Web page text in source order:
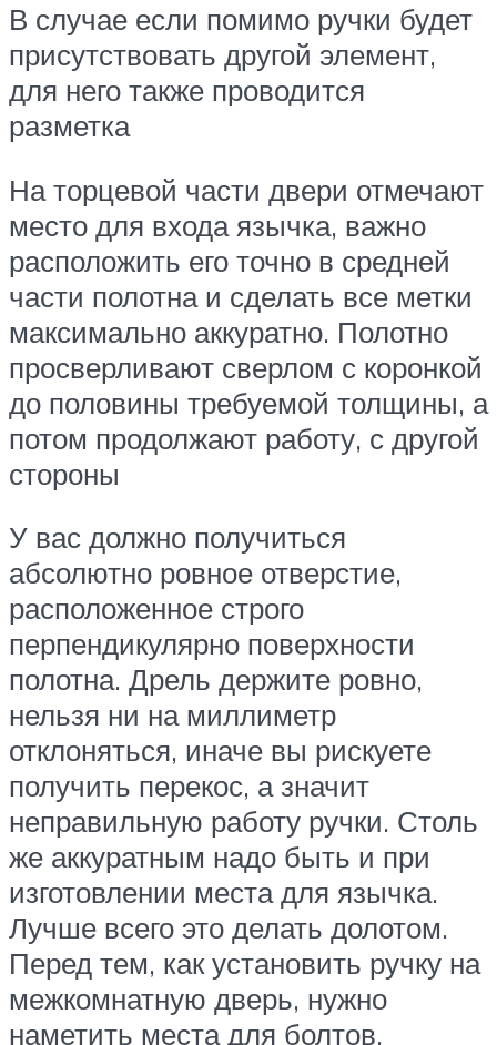
В случае если помимо ручки будет
присутствовать другой элемент,
для него также проводится
разметка
На торцевой части двери отмечают
место для входа язычка, важно
расположить его точно в средней
части полотна и сделать все метки
максимально аккуратно. Полотно
просверливают сверлом с коронкой
до половины требуемой толщины, а
потом продолжают работу, с другой
стороны
У вас должно получиться
абсолютно ровное отверстие,
расположенное строго
перпендикулярно поверхности
полотна. Дрель держите ровно,
нельзя ни на миллиметр
отклоняться, иначе вы рискуете
получить перекос, а значит
неправильную работу ручки. Столь
же аккуратным надо быть и при
изготовлении места для язычка.
Лучше всего это делать долотом.
Перед тем, как установить ручку на
межкомнатную дверь, нужно
наметить места для болтов.